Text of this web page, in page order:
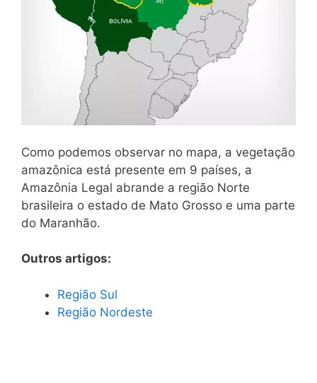
Como podemos observar no mapa, a vegetação
amazônica está presente em 9 países, a
Amazônia Legal abrande a região Norte
brasileira o estado de Mato Grosso e uma parte
do Maranhão.
Outros artigos:
Região Sul
Região Nordeste